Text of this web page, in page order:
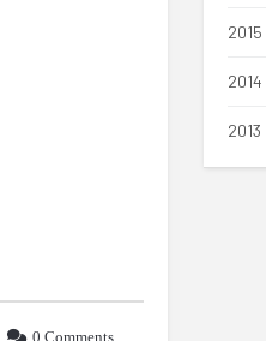
0 Comments
2015
2014
2013